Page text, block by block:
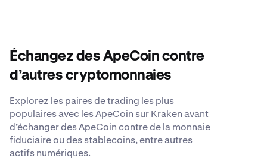
Échangez des ApeCoin contre
d’autres cryptomonnaies
Explorez les paires de trading les plus
populaires avec les ApeCoin sur Kraken avant
d’échanger des ApeCoin contre de la monnaie
fiduciaire ou des stablecoins, entre autres
actifs numériques.